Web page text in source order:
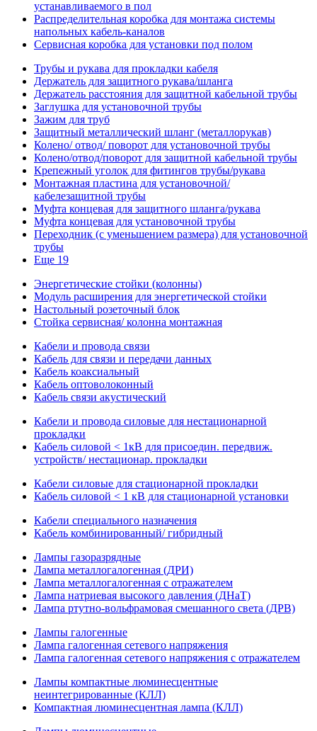
устанавливаемого в пол
Распределительная коробка для монтажа системы
напольных кабель-каналов
Сервисная коробка для установки под полом
Трубы и рукава для прокладки кабеля
Держатель для защитного рукава/шланга
Держатель расстояния для защитной кабельной трубы
Заглушка для установочной трубы
Зажим для труб
Защитный металлический шланг (металлорукав)
Колено/ отвод/ поворот для установочной трубы
Колено/отвод/поворот для защитной кабельной трубы
Крепежный уголок для фитингов трубы/рукава
Монтажная пластина для установочной/
кабелезащитной трубы
Муфта концевая для защитного шланга/рукава
Муфта концевая для установочной трубы
Переходник (с уменьшением размера) для установочной
трубы
Еще 19
Энергетические стойки (колонны)
Модуль расширения для энергетической стойки
Настольный розеточный блок
Стойка сервисная/ колонна монтажная
Кабели и провода связи
Кабель для связи и передачи данных
Кабель коаксиальный
Кабель оптоволоконный
Кабель связи акустический
Кабели и провода силовые для нестационарной
прокладки
Кабель силовой < 1кВ для присоедин. передвиж.
устройств/ нестационар. прокладки
Кабели силовые для стационарной прокладки
Кабель силовой < 1 кВ для стационарной установки
Кабели специального назначения
Кабель комбинированный/ гибридный
Лампы газоразрядные
Лампа металлогалогенная (ДРИ)
Лампа металлогалогенная с отражателем
Лампа натриевая высокого давления (ДНаТ)
Лампа ртутно-вольфрамовая смешанного света (ДРВ)
Лампы галогенные
Лампа галогенная сетевого напряжения
Лампа галогенная сетевого напряжения с отражателем
Лампы компактные люминесцентные
неинтегрированные (КЛЛ)
Компактная люминесцентная лампа (КЛЛ)